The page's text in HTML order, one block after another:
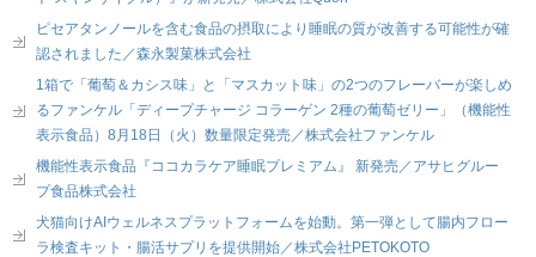
ピセアタンノールを含む食品の摂取により睡眠の質が改善する可能性が確
認されました／森永製菓株式会社
1箱で「葡萄＆カシス味」と「マスカット味」の2つのフレーバーが楽しめ
るファンケル「ディープチャージ コラーゲン 2種の葡萄ゼリー」（機能性
表示食品）8月18日（火）数量限定発売／株式会社ファンケル
機能性表示食品『ココカラケア睡眠プレミアム』 新発売／アサヒグルー
プ食品株式会社
犬猫向けAIウェルネスプラットフォームを始動。第一弾として腸内フロー
ラ検査キット・腸活サプリを提供開始／株式会社PETOKOTO